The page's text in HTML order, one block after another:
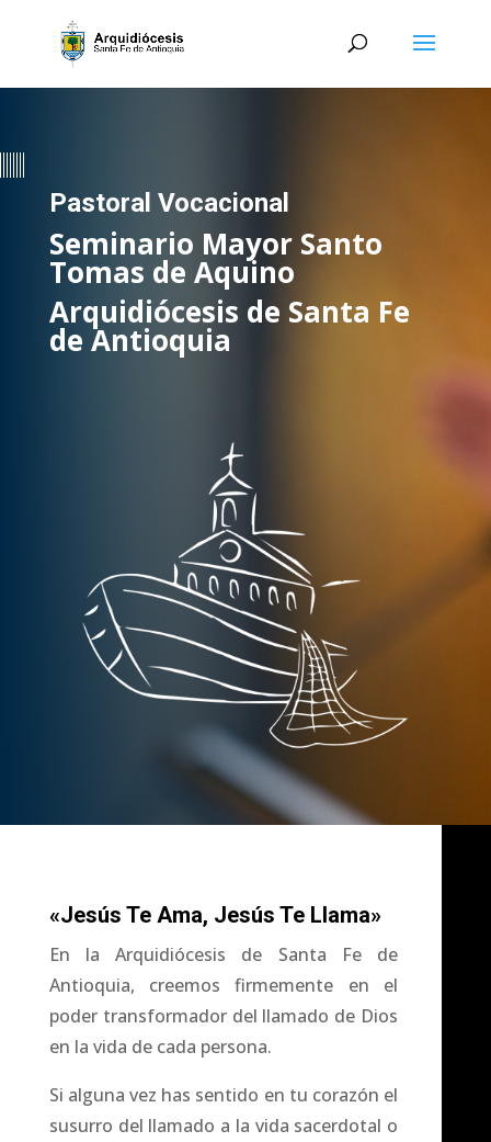
Pastoral Vocacional
Seminario Mayor Santo
Tomas de Aquino
Arquidiócesis de Santa Fe
de Antioquia
«Jesús Te Ama, Jesús Te Llama»
En la Arquidiócesis de Santa Fe de
Antioquia, creemos firmemente en el
poder transformador del llamado de Dios
en la vida de cada persona.
Si alguna vez has sentido en tu corazón el
susurro del llamado a la vida sacerdotal o